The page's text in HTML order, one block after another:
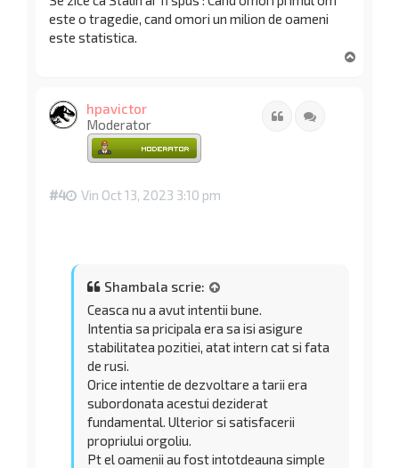
este o tragedie, cand omori un milion de oameni
este statistica.
hpavictor
Moderator
Citat
#4 Vin Oct 13, 2023 3:10 pm
Shambala scrie:
Ceasca nu a avut intentii bune.
Intentia sa pricipala era sa isi asigure
stabilitatea pozitiei, atat intern cat si fata
de rusi.
Orice intentie de dezvoltare a tarii era
subordonata acestui deziderat
fundamental. Ulterior si satisfacerii
propriului orgoliu.
Pt el oamenii au fost intotdeauna simple